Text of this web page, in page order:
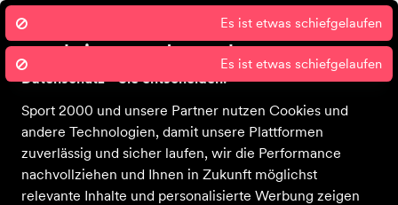
Wir nutzen Cookies um unsere Dienste
zu erbringen und zu verbessern.
Datenschutz - Sie entscheiden!
Sport 2000 und unsere Partner nutzen Cookies und
andere Technologien, damit unsere Plattformen
zuverlässig und sicher laufen, wir die Performance
nachvollziehen und Ihnen in Zukunft möglichst
relevante Inhalte und personalisierte Werbung zeigen
Startseite Filialen Kontakt Bekleidung Schuhe Ausrüstung
Leki